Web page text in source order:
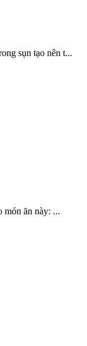
sụn tạo nên t...
món ăn này: ...